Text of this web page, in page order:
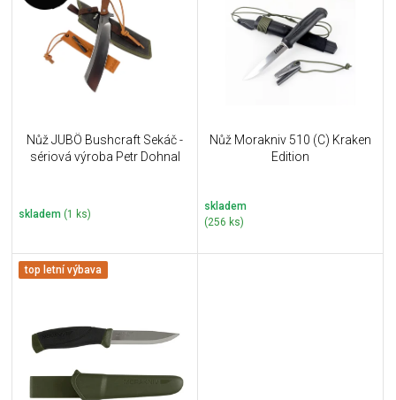
Nůž JUBÖ Bushcraft Sekáč -
sériová výroba Petr Dohnal
skladem (1 ks)
Nůž Morakniv 510 (C) Kraken
Edition
skladem
(256 ks)
top letní výbava